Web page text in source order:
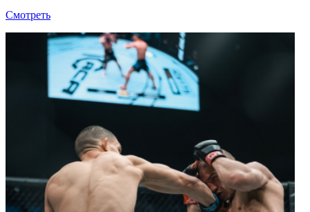
Смотреть